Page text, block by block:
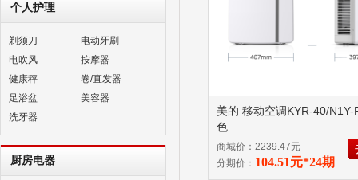
个人护理
剃须刀
电动牙刷
电吹风
按摩器
健康秤
卷/直发器
足浴盆
美容器
洗牙器
厨房电器
美的 移动空调KYR-40/N1Y-
色
商城价：2239.47元
分期价： 104.51元*24期